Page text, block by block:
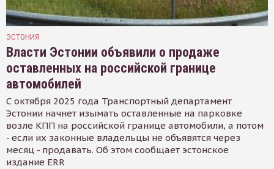
ЭСТОНИЯ
Власти Эстонии объявили о продаже
оставленных на российской границе
автомобилей
С октября 2025 года Транспортный департамент
Эстонии начнет изымать оставленные на парковке
возле КПП на российской границе автомобили, а потом
- если их законные владельцы не объявятся через
месяц - продавать. Об этом сообщает эстонское
издание ERR